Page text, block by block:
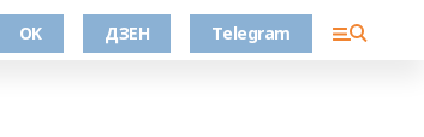
OK ДЗЕН Telegram